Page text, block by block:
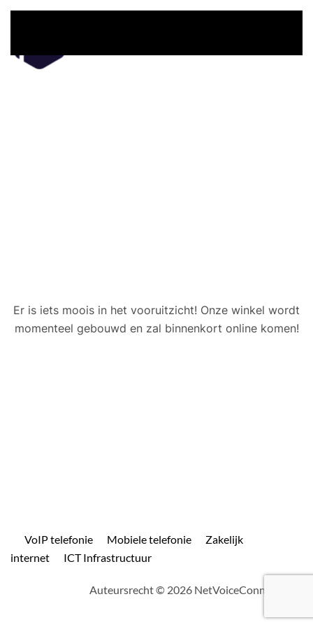
Er is iets moois in het vooruitzicht! Onze winkel wordt
momenteel gebouwd en zal binnenkort online komen!
VoIP telefonie Mobiele telefonie
Zakelijk
internet
ICT Infrastructuur
Auteursrecht © 2026 NetVoiceConnect.com